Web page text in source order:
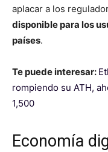
aplacar a los
disponible para los
países.
Te puede interesar:
rompiendo su ATH,
1,500
Economía